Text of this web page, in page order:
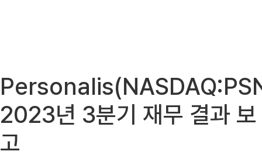
2023년 3분기 재무 결과 보
고